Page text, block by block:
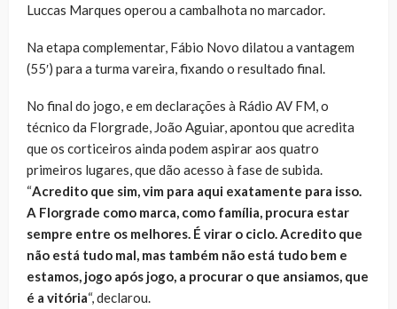
Luccas Marques operou a cambalhota no marcador.
Na etapa complementar, Fábio Novo dilatou a vantagem
(55′) para a turma vareira, fixando o resultado final.
No final do jogo, e em declarações à Rádio AV FM, o
técnico da Florgrade, João Aguiar, apontou que acredita
que os corticeiros ainda podem aspirar aos quatro
primeiros lugares, que dão acesso à fase de subida.
“Acredito que sim, vim para aqui exatamente para isso.
A Florgrade como marca, como família, procura estar
sempre entre os melhores. É virar o ciclo. Acredito que
não está tudo mal, mas também não está tudo bem e
estamos, jogo após jogo, a procurar o que ansiamos, que
é a vitória“, declarou.